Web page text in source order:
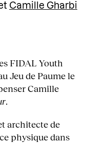
Camille Gharbi
FIDAL Youth
Jeu de Paume le
Camille
.
architecte de
physique dans